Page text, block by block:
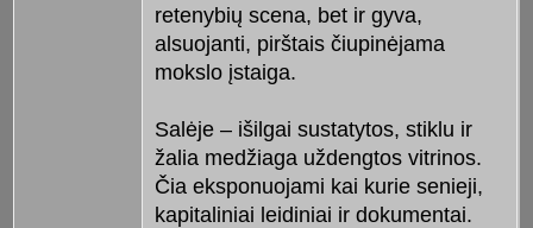
retenybių scena, bet ir gyva,
alsuojanti, pirštais čiupinėjama
mokslo įstaiga.
Salėje – išilgai sustatytos, stiklu ir
žalia medžiaga uždengtos vitrinos.
Čia eksponuojami kai kurie senieji,
kapitaliniai leidiniai ir dokumentai.